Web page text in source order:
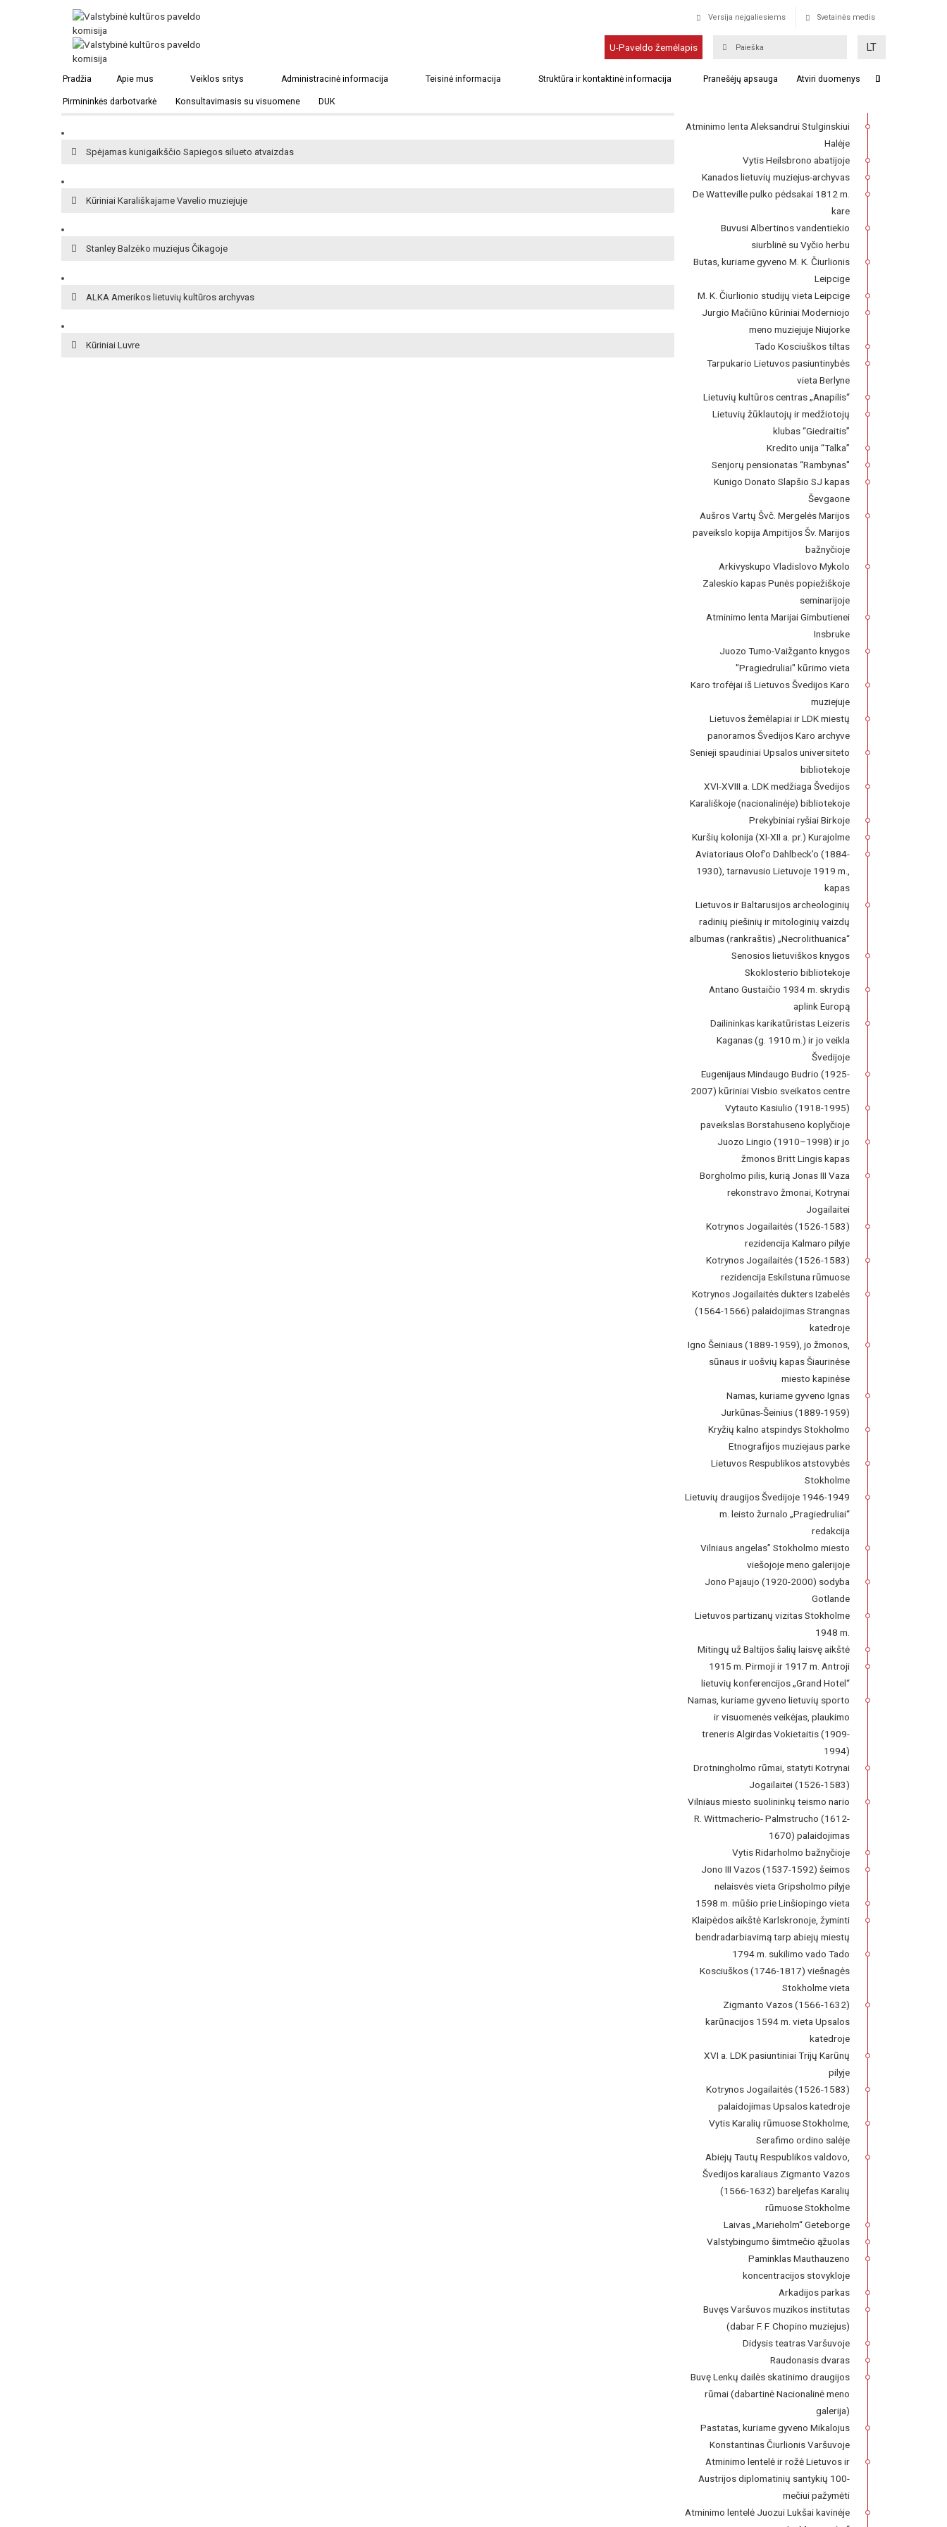
Versija neįgaliesiems Svetainės medis
U-Paveldo žemėlapis LT
Pradžia Apie mus Veiklos sritys Administracinė informacija Teisinė informacija Struktūra ir kontaktinė informacija Pranešėjų apsauga Atviri duomenys
Pirmininkės darbotvarkė Konsultavimasis su visuomene DUK
Lietuvių išeivystės muziejus Eskelyje
Kūriniai Baltarusijos dailės muziejuje
Spėjamas kunigaikščio Sapiegos silueto atvaizdas
Kūriniai Karališkajame Vavelio muziejuje
Stanley Balzėko muziejus Čikagoje
ALKA Amerikos lietuvių kultūros archyvas
Kūriniai Luvre
Franckesche Stiftungen kompleksas,
Atminimo lenta Aleksandrui Stulginskiui
Halėje
Vytis Heilsbrono abatijoje
Kanados lietuvių muziejus-archyvas
De Watteville pulko pėdsakai 1812 m.
kare
Buvusi Albertinos vandentiekio
siurblinė su Vyčio herbu
Butas, kuriame gyveno M. K. Čiurlionis
Leipcige
M. K. Čiurlionio studijų vieta Leipcige
Jurgio Mačiūno kūriniai Moderniojo
meno muziejuje Niujorke
Tado Kosciuškos tiltas
Tarpukario Lietuvos pasiuntinybės
vieta Berlyne
Lietuvių kultūros centras „Anapilis“
Lietuvių žūklautojų ir medžiotojų
klubas “Giedraitis”
Kredito unija “Talka”
Senjorų pensionatas “Rambynas"
Kunigo Donato Slapšio SJ kapas
Ševgaone
Aušros Vartų Švč. Mergelės Marijos
paveikslo kopija Ampitijos Šv. Marijos
bažnyčioje
Arkivyskupo Vladislovo Mykolo
Zaleskio kapas Punės popiežiškoje
seminarijoje
Atminimo lenta Marijai Gimbutienei
Insbruke
Juozo Tumo-Vaižganto knygos
"Pragiedruliai" kūrimo vieta
Karo trofėjai iš Lietuvos Švedijos Karo
muziejuje
Lietuvos žemėlapiai ir LDK miestų
panoramos Švedijos Karo archyve
Senieji spaudiniai Upsalos universiteto
bibliotekoje
XVI-XVIII a. LDK medžiaga Švedijos
Karališkoje (nacionalinėje) bibliotekoje
Prekybiniai ryšiai Birkoje
Kuršių kolonija (XI-XII a. pr.) Kurajolme
Aviatoriaus Olof’o Dahlbeck’o (1884-
1930), tarnavusio Lietuvoje 1919 m.,
kapas
Lietuvos ir Baltarusijos archeologinių
radinių piešinių ir mitologinių vaizdų
albumas (rankraštis) „Necrolithuanica“
Senosios lietuviškos knygos
Skoklosterio bibliotekoje
Antano Gustaičio 1934 m. skrydis
aplink Europą
Dailininkas karikatūristas Leizeris
Kaganas (g. 1910 m.) ir jo veikla
Švedijoje
Eugenijaus Mindaugo Budrio (1925-
2007) kūriniai Visbio sveikatos centre
Vytauto Kasiulio (1918-1995)
paveikslas Borstahuseno koplyčioje
Juozo Lingio (1910–1998) ir jo
žmonos Britt Lingis kapas
Borgholmo pilis, kurią Jonas III Vaza
rekonstravo žmonai, Kotrynai
Jogailaitei
Kotrynos Jogailaitės (1526-1583)
rezidencija Kalmaro pilyje
Kotrynos Jogailaitės (1526-1583)
rezidencija Eskilstuna rūmuose
Kotrynos Jogailaitės dukters Izabelės
(1564-1566) palaidojimas Strangnas
katedroje
Igno Šeiniaus (1889-1959), jo žmonos,
sūnaus ir uošvių kapas Šiaurinėse
miesto kapinėse
Namas, kuriame gyveno Ignas
Jurkūnas-Šeinius (1889-1959)
Kryžių kalno atspindys Stokholmo
Etnografijos muziejaus parke
Lietuvos Respublikos atstovybės
Stokholme
Lietuvių draugijos Švedijoje 1946-1949
m. leisto žurnalo „Pragiedruliai“
redakcija
Vilniaus angelas” Stokholmo miesto
viešojoje meno galerijoje
Jono Pajaujo (1920-2000) sodyba
Gotlande
Lietuvos partizanų vizitas Stokholme
1948 m.
Mitingų už Baltijos šalių laisvę aikštė
1915 m. Pirmoji ir 1917 m. Antroji
lietuvių konferencijos „Grand Hotel“
Namas, kuriame gyveno lietuvių sporto
ir visuomenės veikėjas, plaukimo
treneris Algirdas Vokietaitis (1909-
1994)
Drotningholmo rūmai, statyti Kotrynai
Jogailaitei (1526-1583)
Vilniaus miesto suolininkų teismo nario
R. Wittmacherio- Palmstrucho (1612-
1670) palaidojimas
Vytis Ridarholmo bažnyčioje
Jono III Vazos (1537-1592) šeimos
nelaisvės vieta Gripsholmo pilyje
1598 m. mūšio prie Linšiopingo vieta
Klaipėdos aikštė Karlskronoje, žyminti
bendradarbiavimą tarp abiejų miestų
1794 m. sukilimo vado Tado
Kosciuškos (1746-1817) viešnagės
Stokholme vieta
Zigmanto Vazos (1566-1632)
karūnacijos 1594 m. vieta Upsalos
katedroje
XVI a. LDK pasiuntiniai Trijų Karūnų
pilyje
Kotrynos Jogailaitės (1526-1583)
palaidojimas Upsalos katedroje
Vytis Karalių rūmuose Stokholme,
Serafimo ordino salėje
Abiejų Tautų Respublikos valdovo,
Švedijos karaliaus Zigmanto Vazos
(1566-1632) bareljefas Karalių
rūmuose Stokholme
Laivas „Marieholm“ Geteborge
Valstybingumo šimtmečio ąžuolas
Paminklas Mauthauzeno
koncentracijos stovykloje
Arkadijos parkas
Buvęs Varšuvos muzikos institutas
(dabar F. F. Chopino muziejus)
Didysis teatras Varšuvoje
Raudonasis dvaras
Buvę Lenkų dailės skatinimo draugijos
rūmai (dabartinė Nacionalinė meno
galerija)
Pastatas, kuriame gyveno Mikalojus
Konstantinas Čiurlionis Varšuvoje
Atminimo lentelė ir rožė Lietuvos ir
Austrijos diplomatinių santykių 100-
mečiui pažymėti
Atminimo lentelė Juozui Lukšai kavinėje